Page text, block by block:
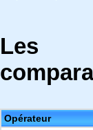
Les
Opérateur